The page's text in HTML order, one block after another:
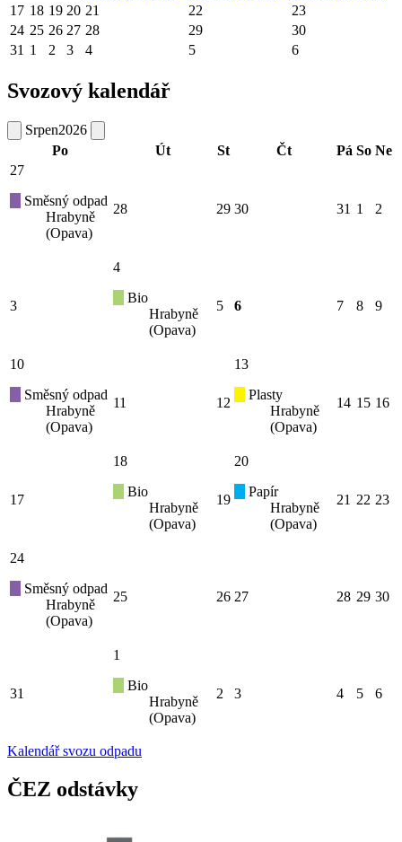
17 18 19 20 21 22
23
24 25 26 27 28 29
30
31 1 2 3 4 5 6
Svozový kalendář
Srpen2026
Po
Út St Čt Pá So Ne
27
Směsný odpad
Hrabyně
(Opava)
28 29 30 31 1 2
3
4
Bio
Hrabyně
(Opava)
5 6 7 8 9
10
Směsný odpad
Hrabyně
(Opava)
11 12
13
Plasty
Hrabyně
(Opava)
14 15 16
17
18
Bio
Hrabyně
(Opava)
19
20
Papír
Hrabyně
(Opava)
21 22 23
24
Směsný odpad
Hrabyně
(Opava)
25 26 27 28 29 30
31
1
Bio
Hrabyně
(Opava)
2 3 4 5 6
Kalendář svozu odpadu
ČEZ odstávky